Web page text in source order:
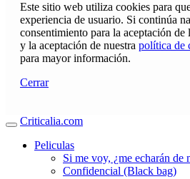
Este sitio web utiliza cookies para
experiencia de usuario. Si continúa
consentimiento para la aceptación de
y la aceptación de nuestra política de
para mayor información.
Cerrar
Criticalia.com
Peliculas
Si me voy, ¿me echarán de
Confidencial (Black bag)